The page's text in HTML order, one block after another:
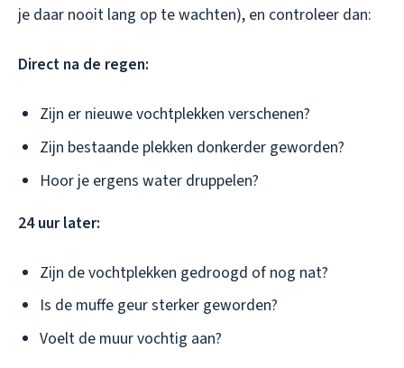
je daar nooit lang op te wachten), en controleer dan:
Direct na de regen:
Zijn er nieuwe vochtplekken verschenen?
Zijn bestaande plekken donkerder geworden?
Hoor je ergens water druppelen?
24 uur later:
Zijn de vochtplekken gedroogd of nog nat?
Is de muffe geur sterker geworden?
Voelt de muur vochtig aan?